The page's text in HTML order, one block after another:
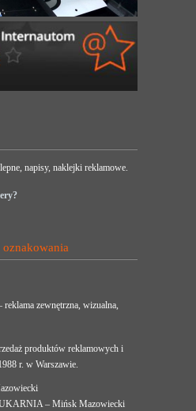
napisy, naklejki reklamowe.
zewnętrzna, wizualna,
produktów reklamowych i
r. w Warszawie.
– Mińsk Mazowiecki